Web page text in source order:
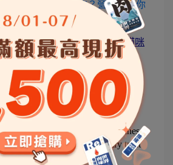
期吃乾乾水分不夠？營養師教你
[補水] 貓咪只吃飼料可以嗎？貓咪
參考文獻
iCatCare consensus guidelines
management of lower urinary tract
Med Surg. 2025 Feb